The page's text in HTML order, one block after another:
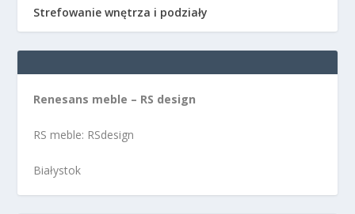
Strefowanie wnętrza i podziały
Renesans meble – RS design
RS meble: RSdesign
Białystok